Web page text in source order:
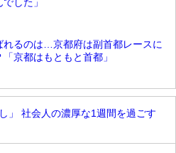
した」
れるのは…京都府は副首都レースに
京都はもともと首都」
」 社会人の濃厚な1週間を過ごす